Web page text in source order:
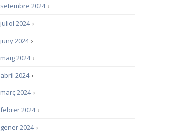
›
setembre 2024
›
juliol 2024
›
juny 2024
›
maig 2024
›
abril 2024
›
març 2024
›
febrer 2024
›
gener 2024